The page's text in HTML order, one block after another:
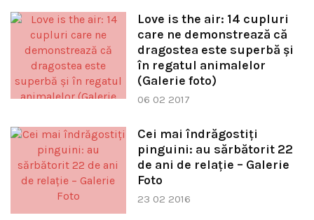
Love is the air: 14 cupluri
care ne demonstrează că
dragostea este superbă şi
în regatul animalelor
(Galerie foto)
06 02 2017
Cei mai îndrăgostiţi
pinguini: au sărbătorit 22
de ani de relaţie – Galerie
Foto
23 02 2016